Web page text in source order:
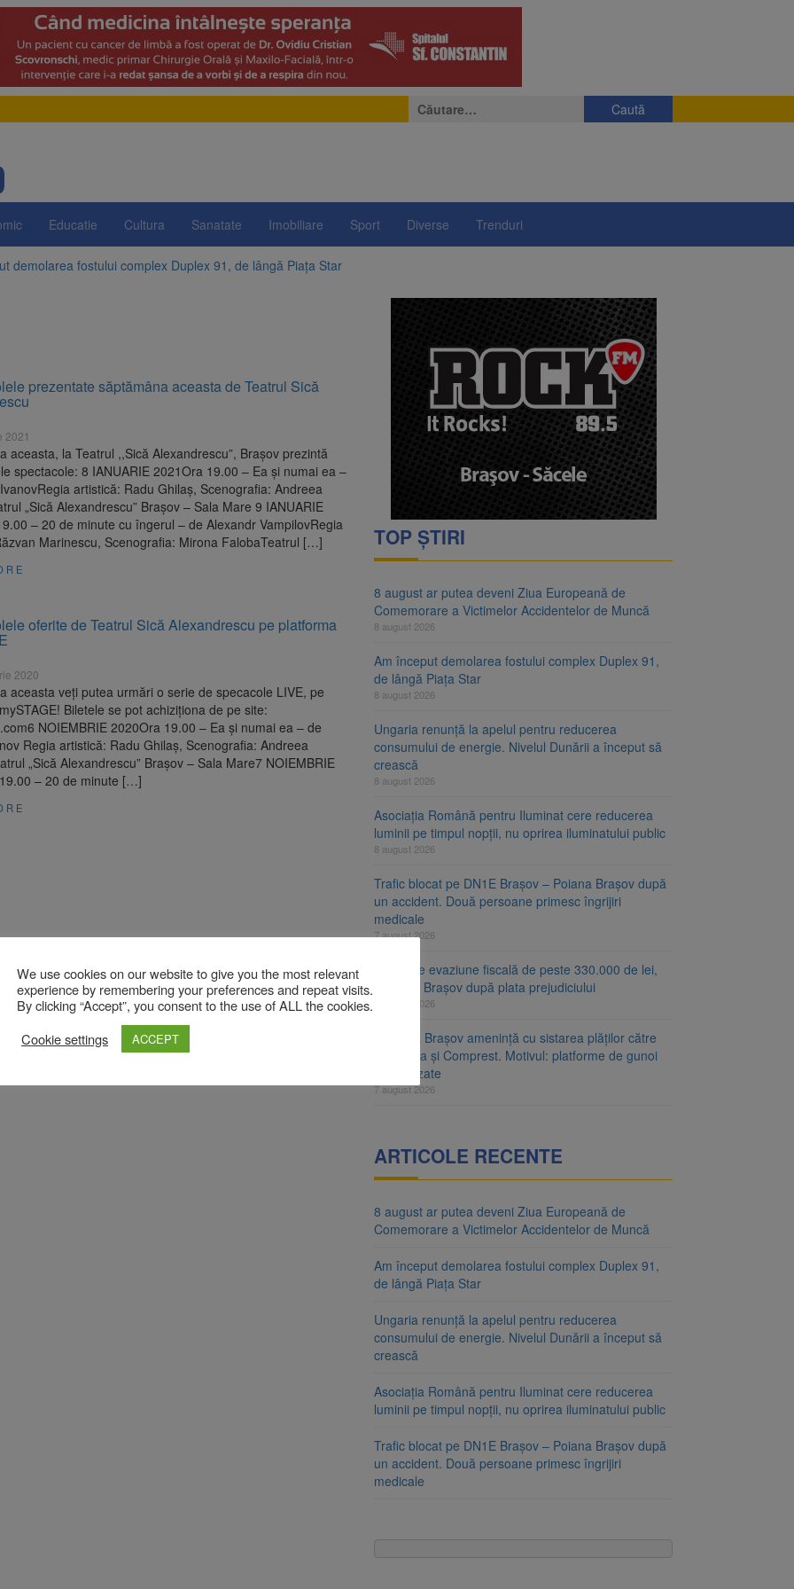
Caută
după:
Educatie Cultura Sanatate Imobiliare Sport Diverse Trenduri
demolarea fostului complex Duplex 91, de lângă Piața Star
la apelul pentru reducerea consumului de energie. Nivelul Dunării a început să crească
Română pentru Iluminat cere reducerea luminii pe timpul nopții, nu oprirea iluminatului public
pe DN1E Brașov – Poiana Brașov după un accident. Două persoane primesc îngrijiri
fiscală de peste 330.000 de lei, clasat la Brașov după plata prejudiciului
putea deveni Ziua Europeană de Comemorare a Victimelor Accidentelor de Muncă
prezentate săptămâna aceasta de Teatrul Sică
2021
aceasta, la Teatrul ,,Sică Alexandrescu”, Brașov prezintă
spectacole: 8 IANUARIE 2021Ora 19.00 – Ea și numai ea –
artistică: Radu Ghilaș, Scenografia: Andreea
„Sică Alexandrescu” Braşov – Sala Mare 9 IANUARIE
– 20 de minute cu îngerul – de Alexandr VampilovRegia
Marinescu, Scenografia: Mirona FalobaTeatrul […]
oferite de Teatrul Sică Alexandrescu pe platforma
2020
aceasta veți putea urmări o serie de specacole LIVE, pe
Biletele se pot achiziționa de pe site:
NOIEMBRIE 2020Ora 19.00 – Ea și numai ea – de
Regia artistică: Radu Ghilaș, Scenografia: Andreea
„Sică Alexandrescu” Braşov – Sala Mare7 NOIEMBRIE
– 20 de minute […]
TOP ȘTIRI
8 august ar putea deveni Ziua Europeană de
Comemorare a Victimelor Accidentelor de Muncă
8 august 2026
Am început demolarea fostului complex Duplex 91,
de lângă Piața Star
8 august 2026
Ungaria renunță la apelul pentru reducerea
consumului de energie. Nivelul Dunării a început să
crească
8 august 2026
Asociația Română pentru Iluminat cere reducerea
luminii pe timpul nopții, nu oprirea iluminatului public
8 august 2026
Trafic blocat pe DN1E Brașov – Poiana Brașov după
un accident. Două persoane primesc îngrijiri
medicale
7 august 2026
Dosar de evaziune fiscală de peste 330.000 de lei,
clasat la Brașov după plata prejudiciului
7 august 2026
Primăria Brașov amenință cu sistarea plăților către
Brai-Cata și Comprest. Motivul: platforme de gunoi
neigienizate
7 august 2026
ARTICOLE RECENTE
8 august ar putea deveni Ziua Europeană de
Comemorare a Victimelor Accidentelor de Muncă
Am început demolarea fostului complex Duplex 91,
de lângă Piața Star
Ungaria renunță la apelul pentru reducerea
consumului de energie. Nivelul Dunării a început să
crească
Asociația Română pentru Iluminat cere reducerea
luminii pe timpul nopții, nu oprirea iluminatului public
Trafic blocat pe DN1E Brașov – Poiana Brașov după
un accident. Două persoane primesc îngrijiri
medicale
We use cookies on our website to give you the most relevant
experience by remembering your preferences and repeat visits.
By clicking “Accept”, you consent to the use of ALL the cookies.
Cookie settings
ACCEPT